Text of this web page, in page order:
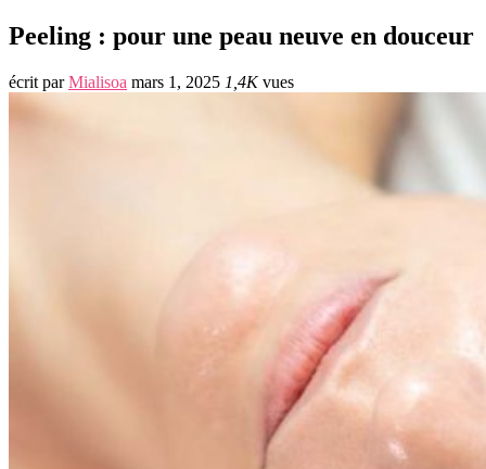
Peeling : pour une peau neuve en douceur
écrit parMialisoa mars 1, 2025 1,4Kvues